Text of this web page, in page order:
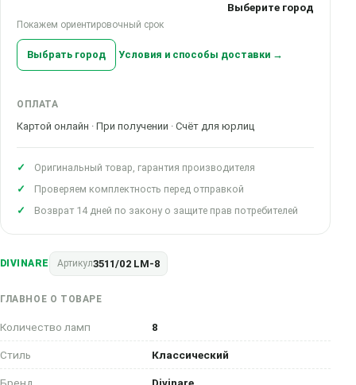
DIVINARE Артикул3511/02 LM-8
ГЛАВНОЕ О ТОВАРЕ
Количество ламп 8
Стиль Классический
Выберите город
Покажем ориентировочный срок
Выбрать город Условия и способы доставки →
ОПЛАТА
Картой онлайн · При получении · Счёт для юрлиц
Оригинальный товар, гарантия производителя
Проверяем комплектность перед отправкой
Возврат 14 дней по закону о защите прав потребителей